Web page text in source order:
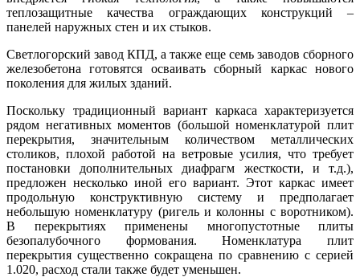
теплозащитные качества ограждающих конструкций –
панелей наружных стен и их стыков.
Светлогорский завод КПД, а также еще семь заводов сборного
железобетона готовятся осваивать сборный каркас нового
поколения для жилых зданий.
Поскольку традиционный вариант каркаса характеризуется
рядом негативных моментов (большой номенклатурой плит
перекрытия, значительным количеством металлических
столиков, плохой работой на ветровые усилия, что требует
постановки дополнительных диафрагм жесткости, и т.д.),
предложен несколько иной его вариант. Этот каркас имеет
продольную конструктивную систему и предполагает
небольшую номенклатуру (ригель и колонны с воротником).
В перекрытиях применены многопустотные плиты
безопалубочного формования. Номенклатура плит
перекрытия существенно сокращена по сравнению с серией
1.020, расход стали также будет уменьшен.